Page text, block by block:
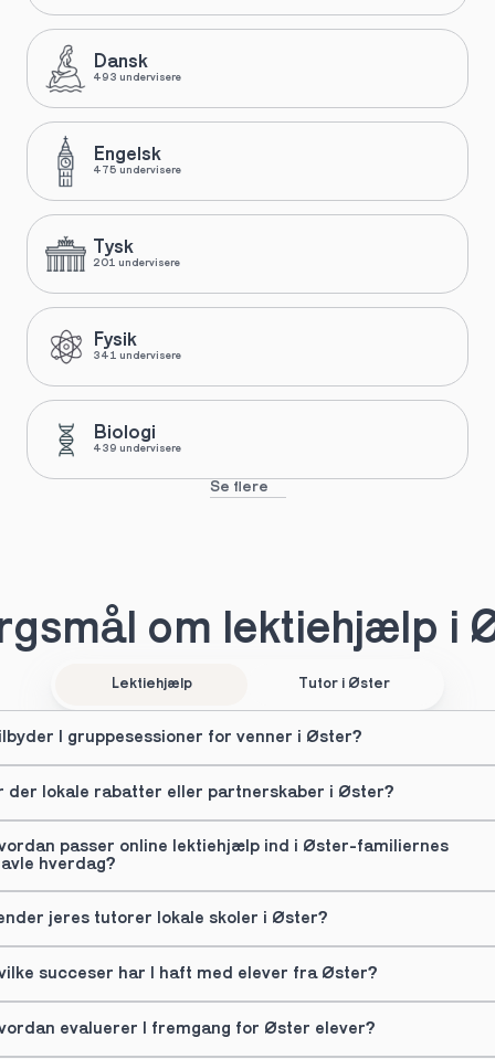
Dansk
493 undervisere
Engelsk
475 undervisere
Tysk
201 undervisere
Fysik
341 undervisere
Biologi
439 undervisere
Se flere
om lektiehjælp i
Lektiehjælp Tutor i Øster
I gruppesessioner for venner i Øster?
der lokale rabatter eller partnerskaber i Øster?
passer online lektiehjælp ind i Øster-familiernes
hverdag?
jeres tutorer lokale skoler i Øster?
succeser har I haft med elever fra Øster?
evaluerer I fremgang for Øster elever?